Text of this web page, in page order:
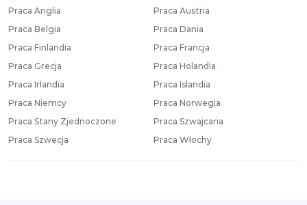
Praca Anglia
Praca Austria
Praca Belgia
Praca Dania
Praca Finlandia
Praca Francja
Praca Grecja
Praca Holandia
Praca Irlandia
Praca Islandia
Praca Niemcy
Praca Norwegia
Praca Stany Zjednoczone
Praca Szwajcaria
Praca Szwecja
Praca Włochy